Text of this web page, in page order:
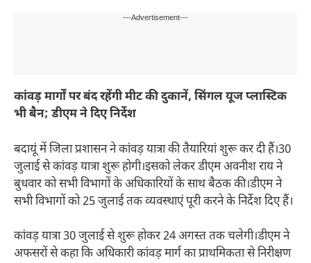
---Advertisement---
कांवड़ मार्गों पर बंद रहेंगी मीट की दुकानें, सिंगल यूज प्लास्टिक
भी बैन; डीएम ने दिए निर्देश
बदायूं में जिला प्रशासन ने कांवड़ यात्रा की तैयारियां शुरू कर दी हैं।30
जुलाई से कांवड़ यात्रा शुरू होगी।इसको लेकर डीएम अवनीश राय ने
बुधवार को सभी विभागों के अधिकारियों के साथ बैठक की।डीएम ने
सभी विभागों को 25 जुलाई तक व्यवस्थाएं पूरी करने के निर्देश दिए हैं।
कांवड़ यात्रा 30 जुलाई से शुरू होकर 24 अगस्त तक चलेगी।डीएम ने
अफसरों से कहा कि अधिकारी कांवड़ मार्ग का प्राथमिकता से निरीक्षण